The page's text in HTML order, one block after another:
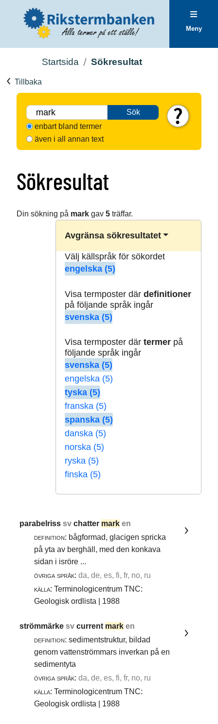
Meny
Startsida Sökresultat
Tillbaka
Sök
enbart bland termer
även i all annan text
Sökresultat
Din sökning på markgav 5träffar.
Avgränsa sökresultatet
Välj källspråk för sökordet
engelska (5)
Visa termposter där definitioner
på följande språk ingår
svenska (5)
Visa termposter där termerpå
följande språk ingår
svenska (5)
engelska (5)
tyska (5)
franska (5)
spanska (5)
danska (5)
norska (5)
ryska (5)
finska (5)
parabelrisssvchatter mark en
definition: bågformad, glacigen spricka
på yta av berghäll, med den konkava
sidan i isröre ...
övriga språk: da, de, es, fi, fr, no, ru
källa: Terminologicentrum TNC:
Geologisk ordlista | 1988
strömmärkesvcurrent mark en
definition: sedimentstruktur, bildad
genom vattenströmmars inverkan på en
sedimentyta
övriga språk: da, de, es, fi, fr, no, ru
källa: Terminologicentrum TNC:
Geologisk ordlista | 1988